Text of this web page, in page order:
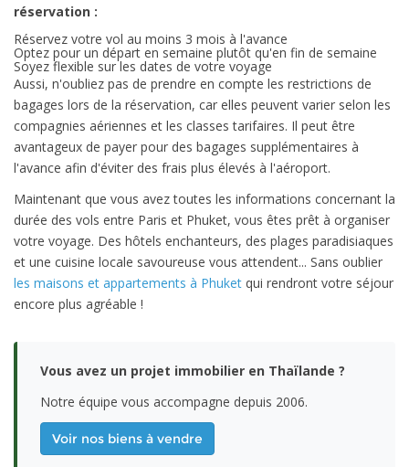
réservation :
Réservez votre vol au moins 3 mois à l'avance
Optez pour un départ en semaine plutôt qu'en fin de semaine
Soyez flexible sur les dates de votre voyage
Aussi, n'oubliez pas de prendre en compte les restrictions de
bagages lors de la réservation, car elles peuvent varier selon les
compagnies aériennes et les classes tarifaires. Il peut être
avantageux de payer pour des bagages supplémentaires à
l'avance afin d'éviter des frais plus élevés à l'aéroport.
Maintenant que vous avez toutes les informations concernant la
durée des vols entre Paris et Phuket, vous êtes prêt à organiser
votre voyage. Des hôtels enchanteurs, des plages paradisiaques
et une cuisine locale savoureuse vous attendent... Sans oublier
les maisons et appartements à Phuket qui rendront votre séjour
encore plus agréable !
Vous avez un projet immobilier en Thaïlande ?
Notre équipe vous accompagne depuis 2006.
Voir nos biens à vendre